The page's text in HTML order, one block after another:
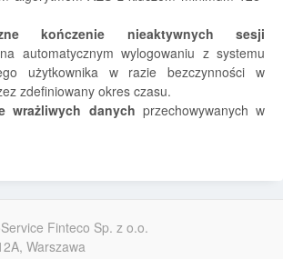
kończenie nieaktywnych sesji
automatycznym wylogowaniu z systemu
użytkownika w razie bezczynności w
zdefiniowany okres czasu.
wrażliwych danych przechowywanych w
Finteco Sp. z o.o.
Warszawa